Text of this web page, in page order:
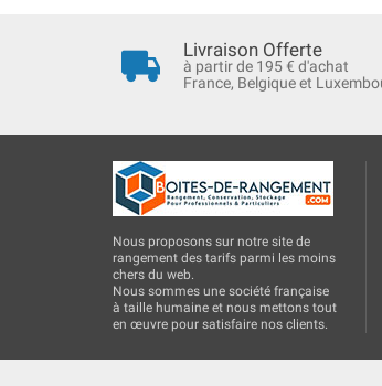
Livraison Offerte
à partir de 195 € d'achat
France, Belgique et
Nous proposons sur notre site de
rangement des tarifs parmi les moins
chers du web.
Nous sommes une société française
à taille humaine et nous mettons tout
en œuvre pour satisfaire nos clients.